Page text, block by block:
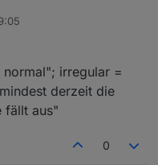
irregular =
derzeit die
fällt aus"
0